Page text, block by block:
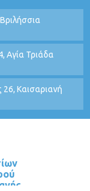
Αγία Τριάδα
Καισαριανή